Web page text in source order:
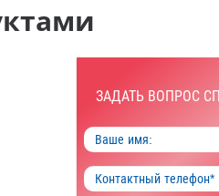
ЗАДАТЬ ВОПРОС